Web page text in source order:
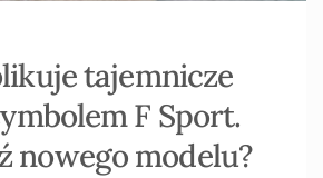
tajemnicze
F Sport.
nowego modelu?